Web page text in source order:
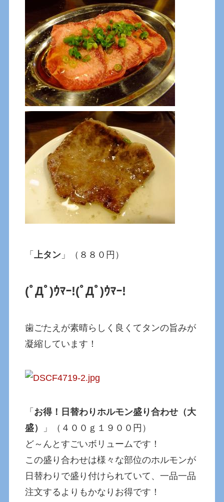
「 上タン 」（８８０円）
(ﾟДﾟ)ｳﾏｰ!(ﾟДﾟ)ｳﾏｰ!
歯ごたえが素晴らしく良くてタンの旨みが
凝縮しています！
「 お得！日替わりホルモン盛り合わせ（大
盛）
」（４００ｇ１９００円）
ど～んとすごいボリュームです！
この盛り合わせは様々な部位のホルモンが
日替わりで盛り付けられていて、一品一品
注文するよりもかなりお得です！